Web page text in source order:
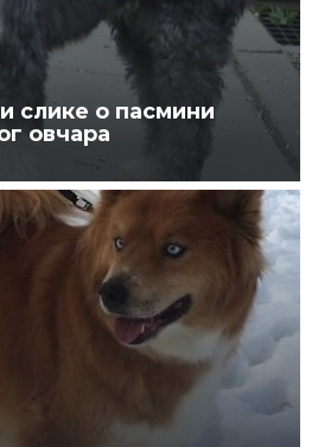
слике о пасмини
овчара